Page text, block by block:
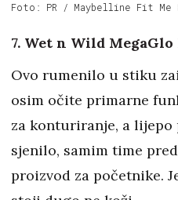
Foto: PR / Maybelline Fit Me
7. Wet n Wild
Ovo rumenilo u stiku
osim očite primarne
za konturiranje, a
sjenilo, samim time
proizvod za početnike.